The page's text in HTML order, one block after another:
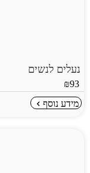
נעלים לנשים
₪93
מידע נוסף